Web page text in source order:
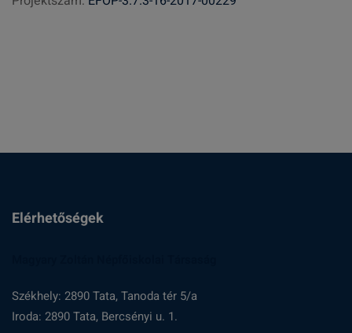
Elérhetőségek
Székhely: 2890 Tata, Tanoda tér 5/a
Iroda: 2890 Tata, Bercsényi u. 1.